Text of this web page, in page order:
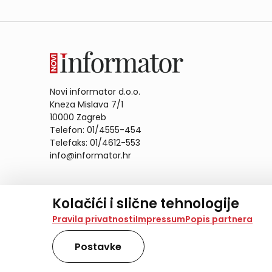
Kolačići i slične tehnologije
Na našoj web stranici koristimo kolačiće i slične
analiziramo promet na stranici te prikazujemo
također koriste ove tehnologije.
Odabirom opcije „Samo nužno“ prihvaćate samo
obradu svih kolačića potrebnih za analitiku i
Pravila privatnostiImpressumPopis partnera
Postavke
Novi informator d.o.o.
Kneza Mislava 7/1
10000 Zagreb
Telefon: 01/4555-454
Telefaks: 01/4612-553
info@informator.hr